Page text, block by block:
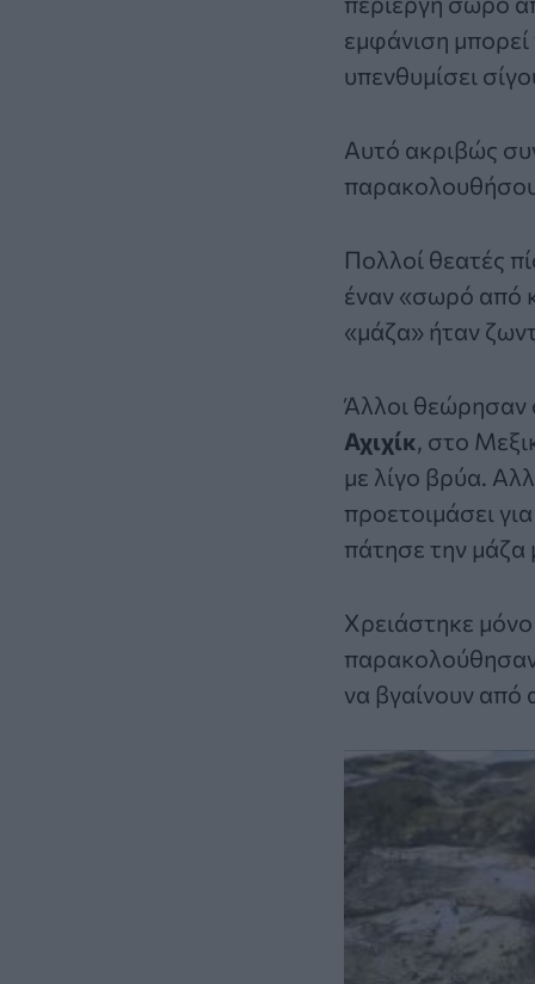
εμφάνιση
υπενθυμίσει
Αυτό ακριβώς
Πολλοί θεατές
έναν «σωρό από
«μάζα» ήταν
Άλλοι θεώρησαν
Αχιχίκ, στο
με λίγο βρύα.
προετοιμάσει
πάτησε την μάζα
Χρειάστηκε μόνο
να βγαίνουν